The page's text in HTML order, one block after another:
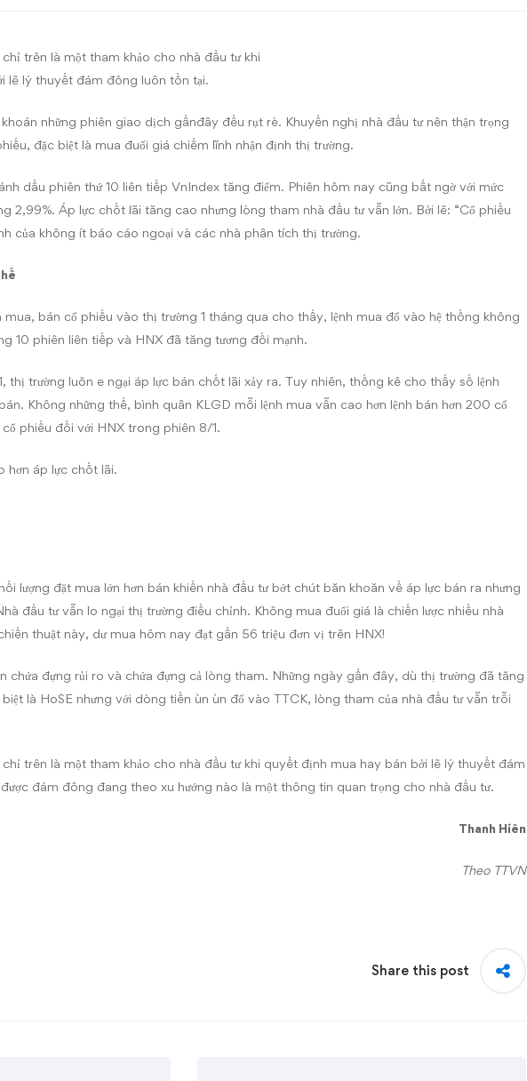
trên là một tham khảo cho nhà đầu tư khi
lẽ lý thuyết đám đông luôn tồn tại.
những phiên giao dịch gầnđây đều rụt rè. Khuyến nghị nhà đầu tư nên thận trọng
đặc biệt là mua đuổi giá chiếm lĩnh nhận định thị trường.
dấu phiên thứ 10 liên tiếp VnIndex tăng điểm. Phiên hôm nay cũng bất ngờ với mức
2,99%. Áp lực chốt lãi tăng cao nhưng lòng tham nhà đầu tư vẫn lớn. Bởi lẽ: “Cổ phiếu
của không ít báo cáo ngoại và các nhà phân tích thị trường.
mua, bán cổ phiếu vào thị trường 1 tháng qua cho thấy, lệnh mua đổ vào hệ thống không
10 phiên liên tiếp và HNX đã tăng tương đối mạnh.
thị trường luôn e ngại áp lực bán chốt lãi xảy ra. Tuy nhiên, thống kê cho thấy số lệnh
Không những thế, bình quân KLGD mỗi lệnh mua vẫn cao hơn lệnh bán hơn 200 cổ
phiếu đối với HNX trong phiên 8/1.
hơn áp lực chốt lãi.
lượng đặt mua lớn hơn bán khiến nhà đầu tư bớt chút băn khoăn về áp lực bán ra nhưng
đầu tư vẫn lo ngại thị trường điều chỉnh. Không mua đuổi giá là chiến lược nhiều nhà
thuật này, dư mua hôm nay đạt gần 56 triệu đơn vị trên HNX!
chứa đựng rủi ro và chứa đựng cả lòng tham. Những ngày gần đây, dù thị trường đã tăng
là HoSE nhưng với dòng tiền ùn ùn đổ vào TTCK, lòng tham của nhà đầu tư vẫn trỗi
trên là một tham khảo cho nhà đầu tư khi quyết định mua hay bán bởi lẽ lý thuyết đám
đám đông đang theo xu hướng nào là một thông tin quan trọng cho nhà đầu tư.
Thanh Hiên
Theo TTVN
Share this post